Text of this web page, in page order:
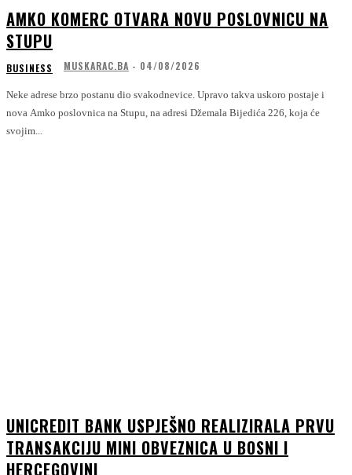
AMKO KOMERC OTVARA NOVU POSLOVNICU NA
STUPU
BUSINESS MUSKARAC.BA - 04/08/2026
Neke adrese brzo postanu dio svakodnevice. Upravo takva uskoro postaje i
nova Amko poslovnica na Stupu, na adresi Džemala Bijedića 226, koja će
svojim...
UNICREDIT BANK USPJEŠNO REALIZIRALA PRVU
TRANSAKCIJU MINI OBVEZNICA U BOSNI I
HERCEGOVINI